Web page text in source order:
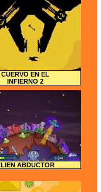
CUERVO EN EL
INFIERNO 2
ABDUCTOR